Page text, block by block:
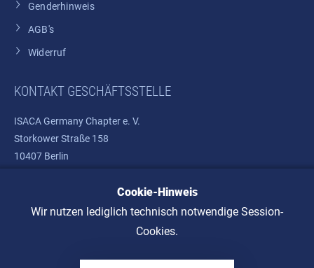
Genderhinweis
AGB's
Widerruf
KONTAKT GESCHÄFTSSTELLE
ISACA Germany Chapter e. V.
Storkower Straße 158
10407 Berlin
Telefon: +49 30 37580810
E-Mail:info@isaca.de
Cookie-Hinweis
Wir nutzen lediglich technisch notwendige Session-
Cookies.